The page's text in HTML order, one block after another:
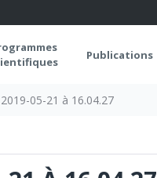
Publications
05-21 à 16.04.27